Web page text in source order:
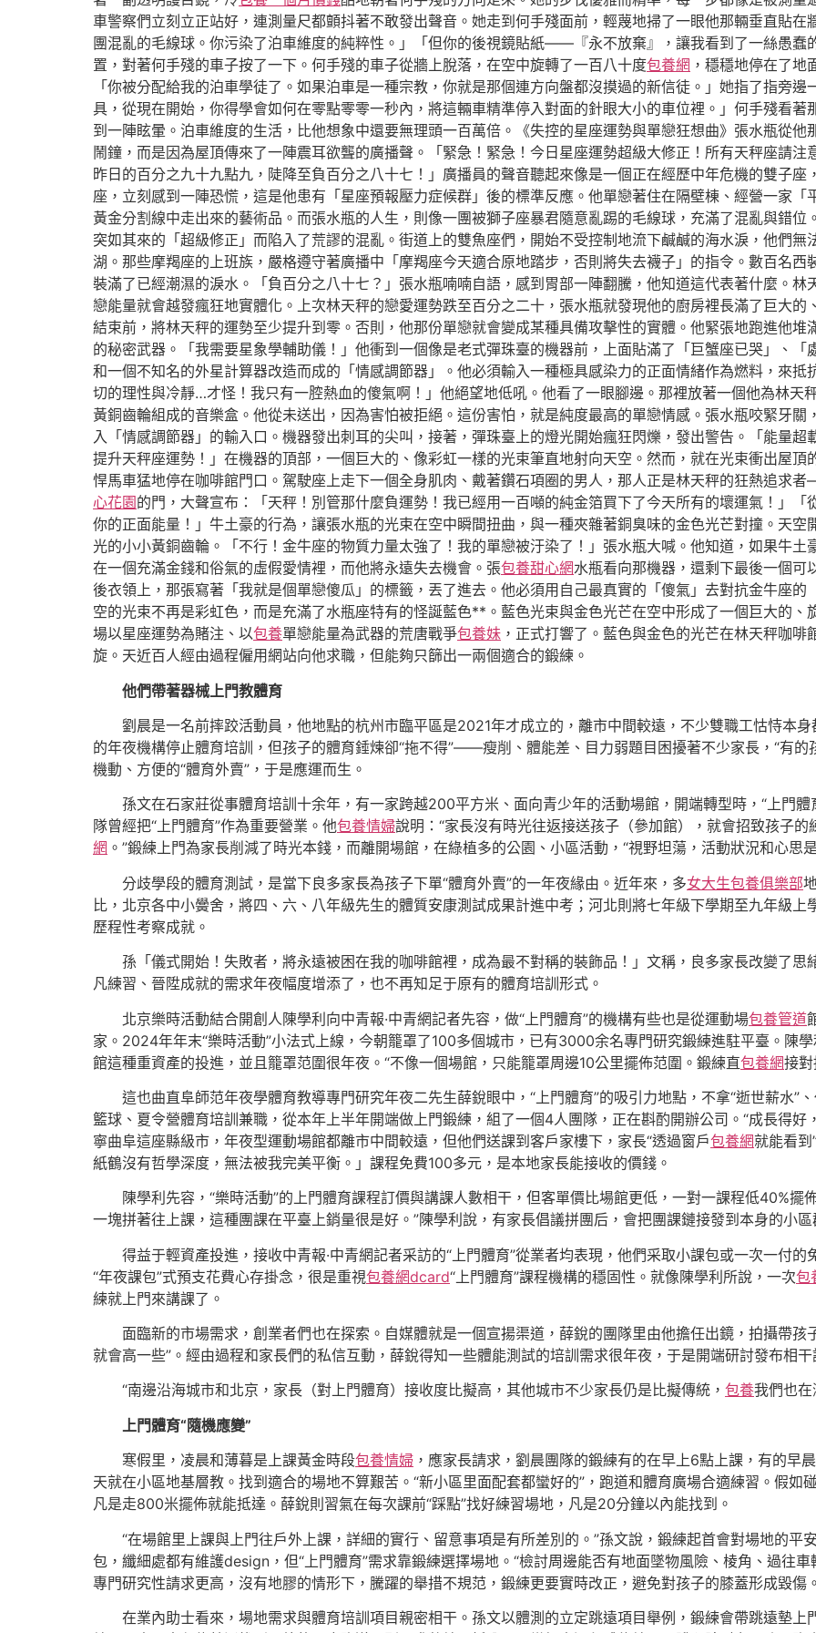
車警察們立刻立正站好，連測量尺都顫抖著不敢發出聲音。她走到何手殘面前，輕蔑地掃了一眼他那輛垂直貼
團混亂的毛線球。你污染了泊車維度的純粹性。」「但你的後視鏡貼紙——『永不放棄』，讓我看到了一絲愚蠢
置，對著何手殘的車子按了一下。何手殘的車子從牆上脫落，在空中旋轉了一百八十度包養網 ，穩穩地停在了
「你被分配給我的泊車學徒了。如果泊車是一種宗教，你就是那個連方向盤都沒摸過的新信徒。」她指了指旁
具，從現在開始，你得學會如何在零點零零一秒內，將這輛車精準停入對面的針眼大小的車位裡。」何手殘看
到一陣眩暈。泊車維度的生活，比他想象中還要無理頭一百萬倍。《失控的星座運勢與單戀狂想曲》張水瓶從
鬧鐘，而是因為屋頂傳來了一陣震耳欲聾的廣播聲。「緊急！緊急！今日星座運勢超級大修正！所有天秤座請
昨日的百分之九十九點九，陡降至負百分之八十七！」廣播員的聲音聽起來像是一個正在經歷中年危機的雙子
座，立刻感到一陣恐慌，這是他患有「星座預報壓力症候群」後的標準反應。他單戀著住在隔壁棟、經營一家
黃金分割線中走出來的藝術品。而張水瓶的人生，則像一團被獅子座暴君隨意亂踢的毛線球，充滿了混亂與錯
突如其來的「超級修正」而陷入了荒謬的混亂。街道上的雙魚座們，開始不受控制地流下鹹鹹的海水淚，他們
湖。那些摩羯座的上班族，嚴格遵守著廣播中「摩羯座今天適合原地踏步，否則將失去襪子」的指令。數百名
裝滿了已經潮濕的淚水。「負百分之八十七？」張水瓶喃喃自語，感到胃部一陣翻騰，他知道這代表著什麼。
戀能量就會越發瘋狂地實體化。上次林天秤的戀愛運勢跌至百分之二十，張水瓶就發現他的廚房裡長滿了巨大
結束前，將林天秤的運勢至少提升到零。否則，他那份單戀就會變成某種具備攻擊性的實體。他緊張地跑進他
的秘密武器。「我需要星象學輔助儀！」他衝到一個像是老式彈珠臺的機器前，上面貼滿了「巨蟹座已哭」、
和一個不知名的外星計算器改造而成的「情感調節器」。他必須輸入一種極具感染力的正面情緒作為燃料，來
切的理性與冷靜…才怪！我只有一腔熱血的傻氣啊！」他絕望地低吼。他看了一眼腳邊。那裡放著一個他為林天
黃銅齒輪組成的音樂盒。他從未送出，因為害怕被拒絕。這份害怕，就是純度最高的單戀情感。張水瓶咬緊牙
入「情感調節器」的輸入口。機器發出刺耳的尖叫，接著，彈珠臺上的燈光開始瘋狂閃爍，發出警告。「能量超
提升天秤座運勢！」在機器的頂部，一個巨大的、像彩虹一樣的光束筆直地射向天空。然而，就在光束衝出屋
悍馬車猛地停在咖啡館門口。駕駛座上走下一個全身肌肉、戴著鑽石項圈的男人，那人正是林天秤的狂熱追求
心花園的門，大聲宣布：「天秤！別管那什麼負運勢！我已經用一百噸的純金箔買下了今天所有的壞運氣！」
你的正面能量！」牛土豪的行為，讓張水瓶的光束在空中瞬間扭曲，與一種夾雜著銅臭味的金色光芒對撞。天
光的小小黃銅齒輪。「不行！金牛座的物質力量太強了！我的單戀被汙染了！」張水瓶大喊。他知道，如果牛土
在一個充滿金錢和俗氣的虛假愛情裡，而他將永遠失去機會。張包養甜心網水瓶看向那機器，還剩下最後一個可
後衣領上，那張寫著「我就是個單戀傻瓜」的標籤，丟了進去。他必須用自己最真實的「傻氣」去對抗金牛座
空的光束不再是彩虹色，而是充滿了水瓶座特有的怪誕藍色**。藍色光束與金色光芒在空中形成了一個巨大的
場以星座運勢為賭注、以包養單戀能量為武器的荒唐戰爭包養妹 ，正式打響了。藍色與金色的光芒在林天秤咖
旋。天近百人經由過程僱用網站向他求職，但能夠只篩出一兩個適合的鍛練。
他們帶著器械上門教體育
劉晨是一名前摔跤活動員，他地點的杭州市臨平區是2021年才成立的，離市中間較遠，不少雙職工怙恃本
的年夜機構停止體育培訓，但孩子的體育錘煉卻“拖不得”——瘦削、體能差、目力弱題目困擾著不少家長，“有
機動、方便的“體育外賣”，于是應運而生。
孫文在石家莊從事體育培訓十余年，有一家跨越200平方米、面向青少年的活動場館，開端轉型時，“上門
隊曾經把“上門體育”作為重要營業。他包養情婦說明：“家長沒有時光往返接送孩子（參加館），就會招致孩子
網 。”鍛練上門為家長削減了時光本錢，而離開場館，在綠植多的公園、小區活動，“視野坦蕩，活動狀況和心思
分歧學段的體育測試，是當下良多家長為孩子下單“體育外賣”的一年夜緣由。近年來，多女大生包養俱樂部
比，北京各中小黌舍，將四、六、八年級先生的體質安康測試成果計進中考；河北則將七年級下學期至九年級上
歷程性考察成就。
孫「儀式開始！失敗者，將永遠被困在我的咖啡館裡，成為最不對稱的裝飾品！」文稱，良多家長改變了思
凡練習、晉陞成就的需求年夜幅度增添了，也不再知足于原有的體育培訓形式。
北京樂時活動結合開創人陳學利向中青報·中青網記者先容，做“上門體育”的機構有些也是從運動場包養管道
家。2024年年末“樂時活動”小法式上線，今朝籠罩了100多個城市，已有3000余名專門研究鍛練進駐平臺。陳
館這種重資產的投進，並且籠罩范圍很年夜。“不像一個場館，只能籠罩周邊10公里擺佈范圍。鍛練直包養網接
這也曲直阜師范年夜學體育教導專門研究年夜二先生薛銳眼中，“上門體育”的吸引力地點，不拿“逝世薪水”
籃球、夏令營體育培訓兼職，從本年上半年開端做上門鍛練，組了一個4人團隊，正在斟酌開辦公司。“成長得
寧曲阜這座縣級市，年夜型運動場館都離市中間較遠，但他們送課到客戶家樓下，家長“透過窗戶包養網就能看
紙鶴沒有哲學深度，無法被我完美平衡。」課程免費100多元，是本地家長能接收的價錢。
陳學利先容，“樂時活動”的上門體育課程訂價與講課人數相干，但客單價比場館更低，一對一課程低40%
一塊拼著往上課，這種團課在平臺上銷量很是好。”陳學利說，有家長倡議拼團后，會把團課鏈接發到本身的小
得益于輕資產投進，接收中青報·中青網記者采訪的“上門體育”從業者均表現，他們采取小課包或一次一付
“年夜課包”式預支花費心存掛念，很是重視包養網dcard“上門體育”課程機構的穩固性。就像陳學利所說，一次包
練就上門來講課了。
面臨新的市場需求，創業者們也在探索。自媒體就是一個宣揚渠道，薛銳的團隊里由他擔任出鏡，拍攝帶孩
就會高一些”。經由過程和家長們的私信互動，薛銳得知一些體能測試的培訓需求很年夜，于是開端研討發布相
“南邊沿海城市和北京，家長（對上門體育）接收度比擬高，其他城市不少家長仍是比擬傳統， 包養我們也
上門體育“隨機應變”
寒假里，凌晨和薄暮是上課黃金時段包養情婦 ，應家長請求，劉晨團隊的鍛練有的在早上6點上課，有的早
天就在小區地基層教。找到適合的場地不算艱苦。“新小區里面配套都蠻好的”，跑道和體育廣場合適練習。假如
凡是走800米擺佈就能抵達。薛銳則習氣在每次課前“踩點”找好練習場地，凡是20分鐘以內能找到。
“在場館里上課與上門往戶外上課，詳細的實行、留意事項是有所差別的。”孫文說，鍛練起首會對場地的平
包，纖細處都有維護design，但“上門體育”需求靠鍛練選擇場地。“檢討周邊能否有地面墜物風險、棱角、過往
專門研究性請求更高，沒有地膠的情形下，騰躍的舉措不規范，鍛練更要實時改正，避免對孩子的膝蓋形成毀傷
在業內助士看來，場地需求與體育培訓項目親密相干。孫文以體測的立定跳遠項目舉例，鍛練會帶跳遠墊